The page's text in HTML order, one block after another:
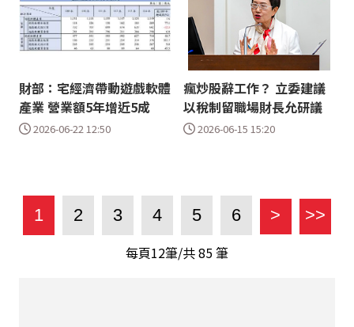
財部：宅經濟帶動遊戲軟體
產業 營業額5年增近5成
2026-06-22 12:50
瘋炒股辭工作？ 立委建議
以稅制留職場財長允研議
2026-06-15 15:20
1 2 3 4 5 6 > >>
每頁12筆/共85筆